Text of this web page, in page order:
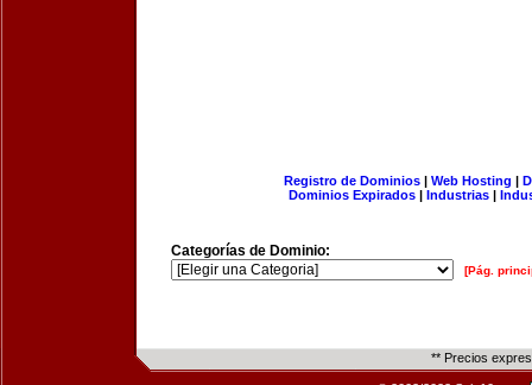
Registro de Dominios| Web Hosting |
Dominios Expirados | Industrias |
Categorías de Dominio:
[Pág.
** Precios